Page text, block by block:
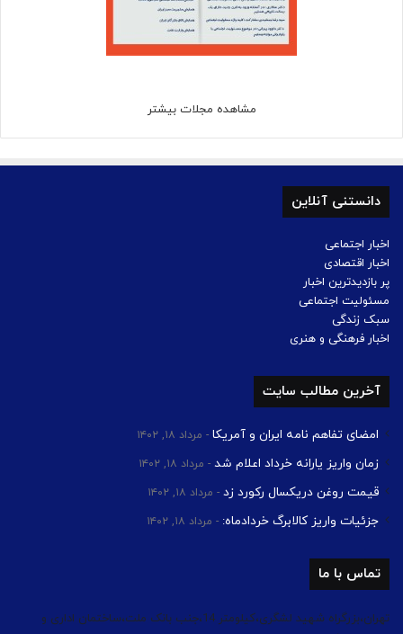
مشاهده مجلات بیشتر
دانستنی آنلاین
اخبار اجتماعی
اخبار اقتصادی
پر بازدیدترین اخبار
مسئولیت اجتماعی
سبک زندگی
اخبار فرهنگی و هنری
آخرین مطالب سایت
امضای تفاهم نامه ایران و آمریکا مرداد ۱۸, ۱۴۰۲
زمان واریز یارانه خرداد اعلام شد مرداد ۱۸, ۱۴۰۲
قیمت روغن دریکسال رکورد زد مرداد ۱۸, ۱۴۰۲
جزئیات واریز کالابرگ خردادماه: مرداد ۱۸, ۱۴۰۲
تماس با ما
تهران،بزرگراه شهید لشگری،کیلومتر 14،جنب بانک ملت،ساختمان اداری و